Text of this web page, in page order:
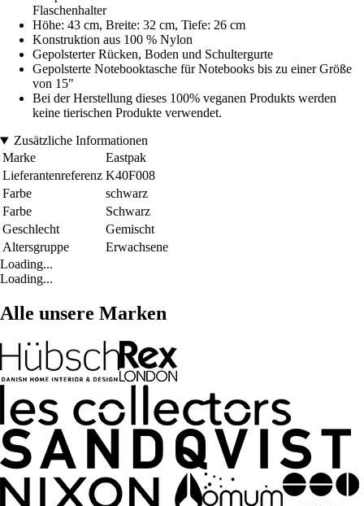
Flaschenhalter
Höhe: 43 cm, Breite: 32 cm, Tiefe: 26 cm
Konstruktion aus 100 % Nylon
Gepolsterter Rücken, Boden und Schultergurte
Gepolsterte Notebooktasche für Notebooks bis zu einer Größe
von 15"
Bei der Herstellung dieses 100% veganen Produkts werden
keine tierischen Produkte verwendet.
Zusätzliche Informationen
Marke
Eastpak
Lieferantenreferenz K40F008
Farbe
schwarz
Farbe
Schwarz
Geschlecht
Gemischt
Altersgruppe
Erwachsene
Loading...
Loading...
Alle unsere Marken